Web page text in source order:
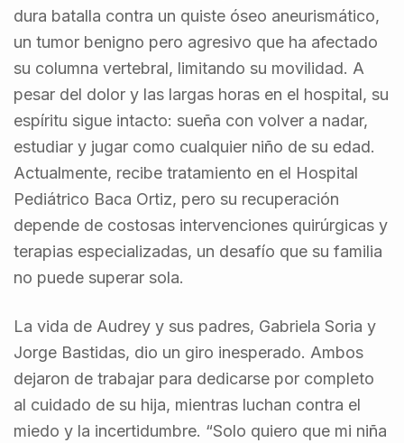
dura batalla contra un quiste óseo aneurismático,
un tumor benigno pero agresivo que ha afectado
su columna vertebral, limitando su movilidad. A
pesar del dolor y las largas horas en el hospital, su
espíritu sigue intacto: sueña con volver a nadar,
estudiar y jugar como cualquier niño de su edad.
Actualmente, recibe tratamiento en el Hospital
Pediátrico Baca Ortiz, pero su recuperación
depende de costosas intervenciones quirúrgicas y
terapias especializadas, un desafío que su familia
no puede superar sola.
La vida de Audrey y sus padres, Gabriela Soria y
Jorge Bastidas, dio un giro inesperado. Ambos
dejaron de trabajar para dedicarse por completo
al cuidado de su hija, mientras luchan contra el
miedo y la incertidumbre. “Solo quiero que mi niña